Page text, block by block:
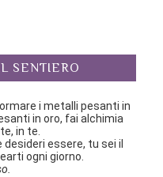
SENTIERO
i metalli pesanti in
in oro, fai alchimia
in te.
desideri essere, tu sei il
ogni giorno.